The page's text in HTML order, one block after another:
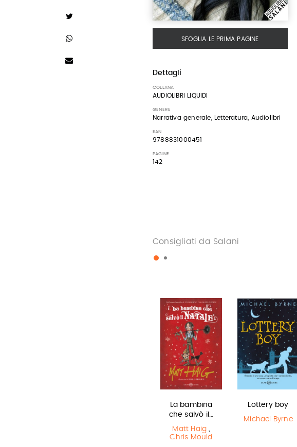
SFOGLIA LE PRIMA PAGINE
Dettagli
COLLANA
AUDIOLIBRI LIQUIDI
GENERE
Narrativa generale, Letteratura, Audiolibri
EAN
9788831000451
PAGINE
142
Consigliati da Salani
La bambina
che salvò il…
Matt Haig
Chris Mould
Lottery boy
Michael Byrne